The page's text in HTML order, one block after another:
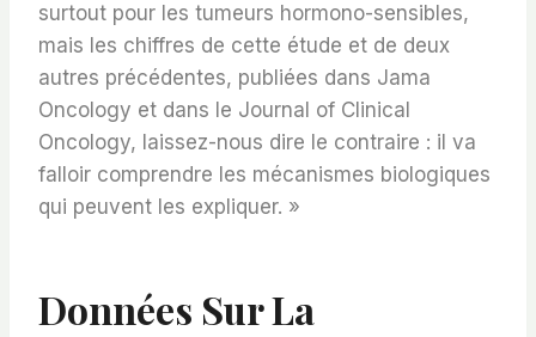
surtout pour les tumeurs hormono-sensibles,
mais les chiffres de cette étude et de deux
autres précédentes, publiées dans Jama
Oncology et dans le Journal of Clinical
Oncology, laissez-nous dire le contraire : il va
falloir comprendre les mécanismes biologiques
qui peuvent les expliquer. »
Données Sur La